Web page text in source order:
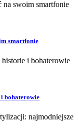
smartfonie
bohaterowie